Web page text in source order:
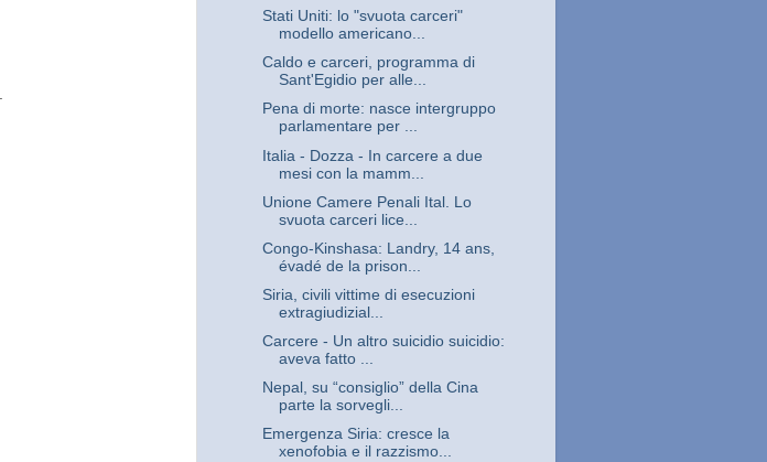
Stati Uniti: lo "svuota carceri"
modello americano...
Caldo e carceri, programma di
Sant'Egidio per alle...
Pena di morte: nasce intergruppo
parlamentare per ...
Italia - Dozza - In carcere a due
mesi con la mamm...
Unione Camere Penali Ital. Lo
svuota carceri lice...
Congo-Kinshasa: Landry, 14 ans,
évadé de la prison...
Siria, civili vittime di esecuzioni
extragiudizial...
Carcere - Un altro suicidio suicidio:
aveva fatto ...
Nepal, su “consiglio” della Cina
parte la sorvegli...
Emergenza Siria: cresce la
xenofobia e il razzismo...